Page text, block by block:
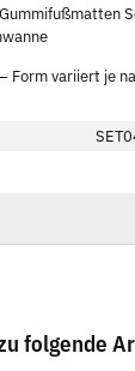
Form variiert je
folgende